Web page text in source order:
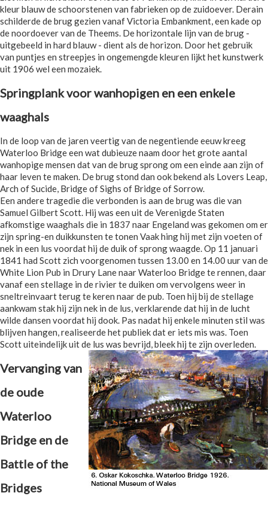
kleur blauw de schoorstenen van fabrieken op de zuidoever. Derain
schilderde de brug gezien vanaf Victoria Embankment, een kade op
de noordoever van de Theems. De horizontale lijn van de brug -
uitgebeeld in hard blauw - dient als de horizon. Door het gebruik
van puntjes en streepjes in ongemengde kleuren lijkt het kunstwerk
uit 1906 wel een mozaiek.
Springplank voor wanhopigen en een enkele
waaghals
In de loop van de jaren veertig van de negentiende eeuw kreeg
Waterloo Bridge een wat dubieuze naam door het grote aantal
wanhopige mensen dat van de brug sprong om een einde aan zijn of
haar leven te maken. De brug stond dan ook bekend als Lovers Leap,
Arch of Sucide, Bridge of Sighs of Bridge of Sorrow.
Een andere tragedie die verbonden is aan de brug was die van
Samuel Gilbert Scott. Hij was een uit de Verenigde Staten
afkomstige waaghals die in 1837 naar Engeland was gekomen om er
zijn spring-en duikkunsten te tonen Vaak hing hij met zijn voeten of
nek in een lus voordat hij de duik of sprong waagde. Op 11 januari
1841 had Scott zich voorgenomen tussen 13.00 en 14.00 uur van de
White Lion Pub in Drury Lane naar Waterloo Bridge te rennen, daar
vanaf een stellage in de rivier te duiken om vervolgens weer in
sneltreinvaart terug te keren naar de pub. Toen hij bij de stellage
aankwam stak hij zijn nek in de lus, verklarende dat hij in de lucht
wilde dansen voordat hij dook. Pas nadat hij enkele minuten stil was
blijven hangen, realiseerde het publiek dat er iets mis was. Toen
Scott uiteindelijk uit de lus was bevrijd, bleek hij te zijn overleden.
Vervanging van
de oude
Waterloo
Bridge en de
Battle of the
Bridges